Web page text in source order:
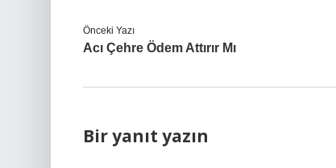
Önceki Yazı
Acı Çehre Ödem Attırır Mı
Bir yanıt yazın